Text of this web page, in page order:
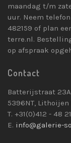
maandag t/m
uur. Neem
482159 of plan
terre.nl.
op afspraak
Contact
Batterijstraat 23A
5396NT, Lithoijen
T. +31(0)412 - 48
E. info@galerie-